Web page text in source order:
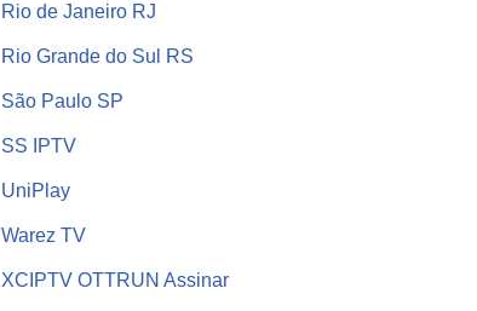
Rio de Janeiro RJ
Rio Grande do Sul RS
São Paulo SP
SS IPTV
UniPlay
Warez TV
XCIPTV OTTRUN Assinar